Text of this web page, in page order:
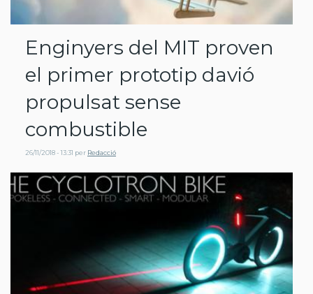
Enginyers del MIT proven
el primer prototip davió
propulsat sense
combustible
26/11/2018 - 13:31 per Redacció